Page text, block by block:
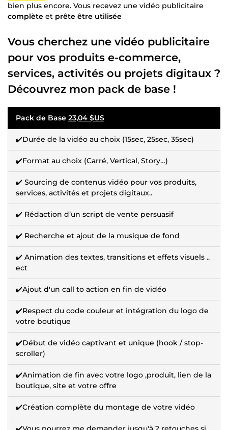
bien plus encore. Vous recevez une vidéo publicitaire
complète et prête être utilisée
Vous cherchez une vidéo publicitaire
pour vos produits e-commerce,
services, activités ou projets digitaux ?
Découvrez mon pack de base !
Pack de Base 23,04 $US
✔️Durée de la vidéo au choix (15sec, 25sec, 35sec)
✔️Format au choix (Carré, Vertical, Story…)
✔️ Sourcing de contenus vidéo pour vos produits,
services, activités et projets digitaux..
✔️ Rédaction d’un script de vente persuasif
✔️ Recherche et ajout de la musique de fond
✔️ Animation des textes, transitions et effets visuels ..
ect
✔️Ajout d'un call to action en fin de vidéo
✔️Respect du code couleur et intégration du logo de
votre boutique
✔️Début de vidéo captivant et unique (hook / stop-
scroller)
✔️Animation de fin avec votre logo ,produit, lien de la
boutique, site et votre offre
✔️Création complète du montage de votre vidéo